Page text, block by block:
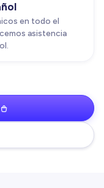
en todo el
asistencia